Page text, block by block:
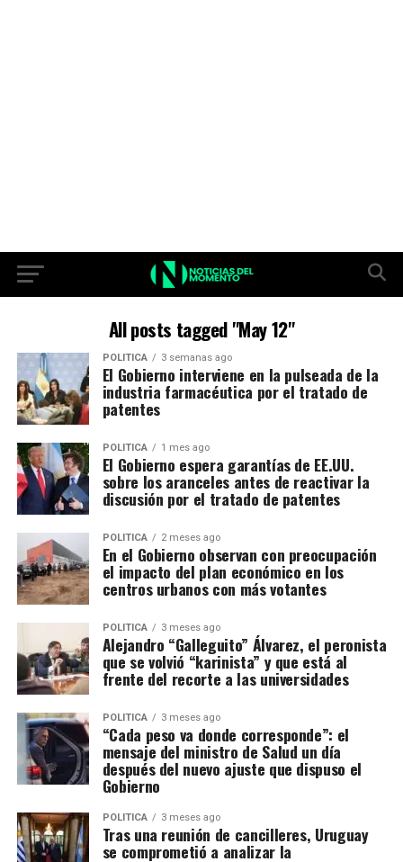
All posts tagged "May 12"
POLITICA 3 semanas ago
El Gobierno interviene en la pulseada de la
industria farmacéutica por el tratado de
patentes
POLITICA 1 mes ago
El Gobierno espera garantías de EE.UU.
sobre los aranceles antes de reactivar la
discusión por el tratado de patentes
POLITICA 2 meses ago
En el Gobierno observan con preocupación
el impacto del plan económico en los
centros urbanos con más votantes
POLITICA 3 meses ago
Alejandro “Galleguito” Álvarez, el peronista
que se volvió “karinista” y que está al
frente del recorte a las universidades
POLITICA 3 meses ago
“Cada peso va donde corresponde”: el
mensaje del ministro de Salud un día
después del nuevo ajuste que dispuso el
Gobierno
POLITICA 3 meses ago
Tras una reunión de cancilleres, Uruguay
se comprometió a analizar la